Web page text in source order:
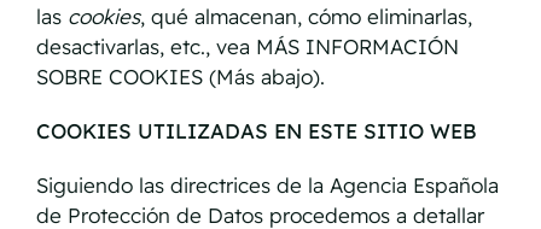
las cookies, qué almacenan, cómo eliminarlas,
desactivarlas, etc., vea MÁS INFORMACIÓN
SOBRE COOKIES (Más abajo).
COOKIES UTILIZADAS EN ESTE SITIO WEB
Siguiendo las directrices de la Agencia Española
de Protección de Datos procedemos a detallar